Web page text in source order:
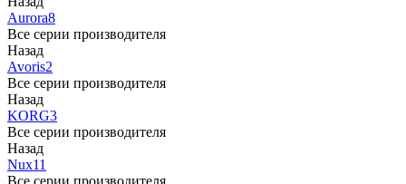
Aurora8
Все серии производителя
Назад
Avoris2
Все серии производителя
Назад
KORG3
Все серии производителя
Назад
Nux11
Все серии производителя